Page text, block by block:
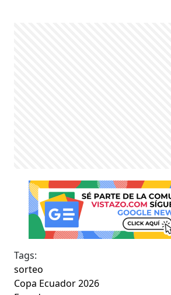
Tags:
sorteo
Copa Ecuador 2026